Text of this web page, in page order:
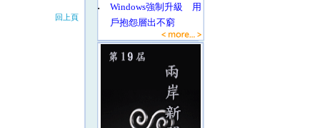
回上頁
‧
Windows強制升級 用
戶抱怨層出不窮